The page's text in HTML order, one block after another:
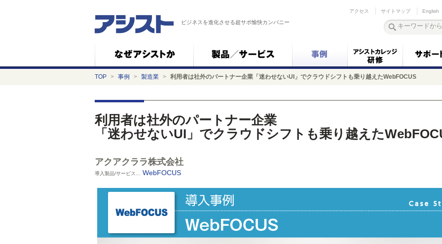
ビジネスを進化させる超サポ愉快カンパニー
アクセス サイトマップ English
TOP > 事例 > 製造業 > 利用者は社外のパートナー企業「迷わせないUI」でクラウドシフトも乗り越えたWebFOCUS
利用者は社外のパートナー企業
「迷わせないUI」でクラウドシフトも乗り越えた
アクアクララ株式会社
導入製品/サービス… WebFOCUS